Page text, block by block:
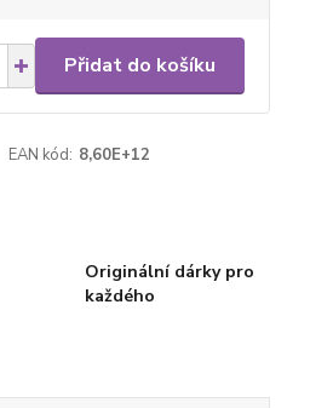
Přidat do košíku
EAN kód: 8,60E+12
Originální dárky pro
každého